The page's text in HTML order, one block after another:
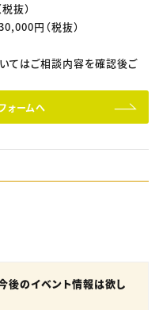
抜）
円（税抜）
てはご相談内容を確認後ご
ォームへ
後のイベント情報は欲し